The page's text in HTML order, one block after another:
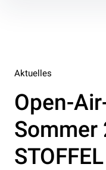
Aktuelles
Open-
Sommer